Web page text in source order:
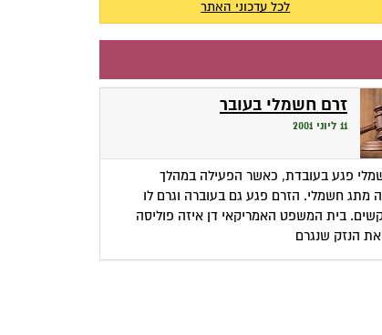
לכל עדכוני האתר
זרם חשמלי בעובר
11 ליוני 2001
פגע בעובדת, כאשר הפעילה במהלך
מתג חשמלי. הזרם פגע גם בעוברה וגרם לו
בית המשפט האמריקאי דן איזה פוליסה
הנזק שנגרם